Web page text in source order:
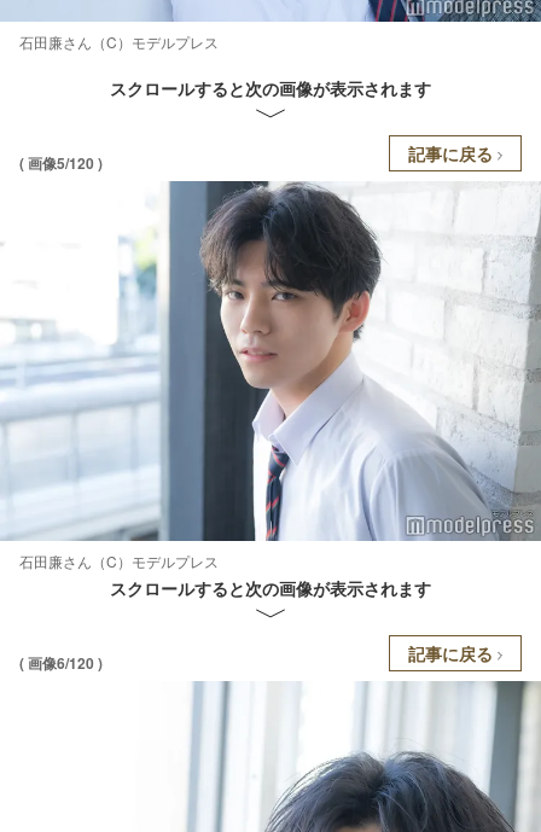
石田廉さん（C）モデルプレス
スクロールすると次の画像が表示されます
( 画像5/120 ) 記事に戻る
石田廉さん（C）モデルプレス
スクロールすると次の画像が表示されます
( 画像6/120 ) 記事に戻る